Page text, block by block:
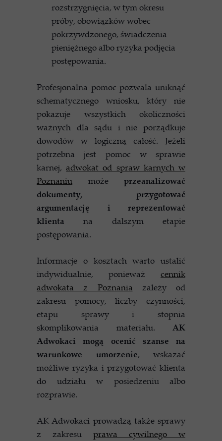
rozstrzygnięcia, w tym okresu
próby, obowiązków wobec
pokrzywdzonego, świadczenia
pieniężnego albo ryzyka podjęcia
postępowania.
Profesjonalna pomoc pozwala uniknąć
schematycznego wniosku, który nie
pokazuje wszystkich okoliczności
ważnych dla sądu i nie porządkuje
dowodów w logiczną całość. Jeżeli
potrzebna jest pomoc w sprawie
karnej, adwokat od spraw karnych w
Poznaniu może przeanalizować
dokumenty, przygotować
argumentację i reprezentować
klienta na dalszym etapie
postępowania.
Informacje o kosztach warto ustalić
indywidualnie, ponieważ cennik
adwokata z Poznania zależy od
zakresu pomocy, liczby czynności,
etapu sprawy i stopnia
skomplikowania materiału. AK
Adwokaci mogą ocenić szanse na
warunkowe umorzenie, wskazać
możliwe ryzyka i przygotować klienta
do udziału w posiedzeniu albo
rozprawie.
AK Adwokaci prowadzą także sprawy
z zakresu prawa cywilnego w